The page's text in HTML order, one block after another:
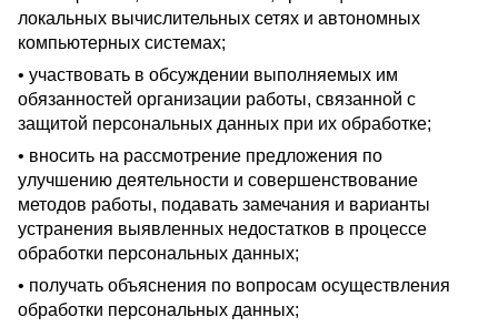
локальных вычислительных сетях и автономных
компьютерных системах;
• участвовать в обсуждении выполняемых им
обязанностей организации работы, связанной с
защитой персональных данных при их обработке;
• вносить на рассмотрение предложения по
улучшению деятельности и совершенствование
методов работы, подавать замечания и варианты
устранения выявленных недостатков в процессе
обработки персональных данных;
• получать объяснения по вопросам осуществления
обработки персональных данных;